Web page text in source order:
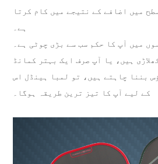
میں اضافے کے نتیجے میں کام کرتا
ہے۔
میں آپ کا حکم سب سے بڑی چوٹی ہے۔
ہیں، یا آپ صرف ایک بہتر کمانڈ
بننا چاہتے ہیں، تو لمبا ہینڈل اس
کے لیے آپ کا تیز ترین طریقہ ہوگا۔